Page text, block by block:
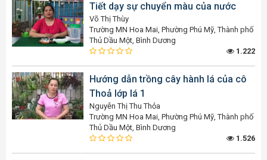
Tiết dạy sự chuyển màu của nước
Võ Thị Thùy
Trường MN Hoa Mai, Phường Phú Mỹ, Thành phố
Thủ Dầu Một, Bình Dương
1.222
Hướng dẫn trồng cây hành lá của cô
Thoả lớp lá 1
Nguyễn Thị Thu Thỏa
Trường MN Hoa Mai, Phường Phú Mỹ, Thành phố
Thủ Dầu Một, Bình Dương
1.526